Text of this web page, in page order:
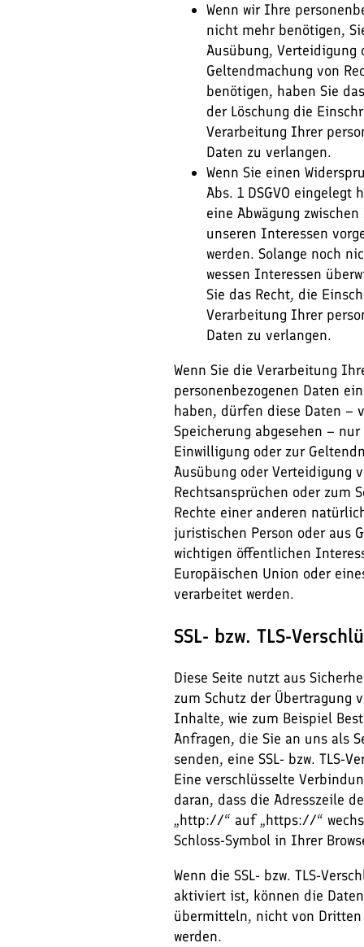
Wenn wir Ihre
nicht mehr benötigen,
Ausübung, Verteidigung
Geltendmachung von
benötigen, haben Sie
der Löschung die
Verarbeitung Ihrer
Daten zu verlangen.
Wenn Sie einen
Abs. 1 DSGVO eingelegt
eine Abwägung
unseren Interessen
werden. Solange noch
wessen Interessen
Sie das Recht, die
Verarbeitung Ihrer
Daten zu verlangen.
Wenn Sie die Verarbeitung
personenbezogenen Daten
haben, dürfen diese Daten –
Speicherung abgesehen –
Einwilligung oder zur
Ausübung oder Verteidigung
Rechtsansprüchen oder zum
Rechte einer anderen
juristischen Person oder aus
wichtigen öffentlichen
Europäischen Union oder
verarbeitet werden.
SSL- bzw. TLS-
Diese Seite nutzt aus
zum Schutz der Übertragung
Inhalte, wie zum Beispiel
Anfragen, die Sie an uns als
senden, eine SSL- bzw. TLS-
Eine verschlüsselte
daran, dass die Adresszeile
„http://“ auf „https://“
Schloss-Symbol in Ihrer
Wenn die SSL- bzw. TLS-
aktiviert ist, können die
übermitteln, nicht von
werden.